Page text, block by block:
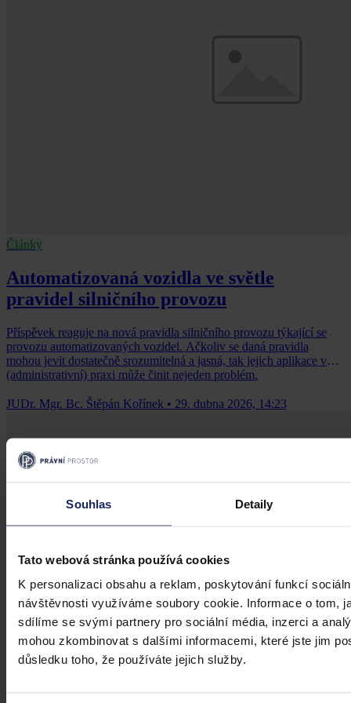
Souhlas Detaily
Tato webová stránka používá cookies
K personalizaci obsahu a reklam, poskytování funkcí
návštěvnosti využíváme soubory cookie. Informace o tom,
sdílíme se svými partnery pro sociální média, inzerci a
mohou zkombinovat s dalšími informacemi, které jste jim
důsledku toho, že používáte jejich služby.
Články
Automatizovaná vozidla ve světle
pravidel silničního provozu
Příspěvek reaguje na nová pravidla silničního provozu týkající se
provozu automatizovaných vozidel. Ačkoliv se daná pravidla
mohou jevit dostatečně srozumitelná a jasná, tak jejich aplikace v
(administrativní) praxi může činit nejeden problém.
JUDr. Mgr. Bc. Štěpán Kořínek • 29. dubna 2026, 14:23